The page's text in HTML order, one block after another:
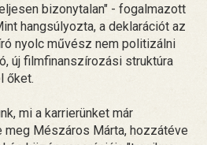
bizonytalan" - fogalmazott
hangsúlyozta, a deklarációt az
nyolc művész nem politizálni
új filmfinanszírozási struktúra
őket.
mi a karrierünket már
Mészáros Márta, hozzátéve